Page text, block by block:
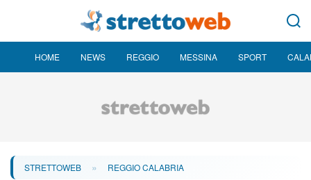
HOME NEWS REGGIO MESSINA SPORT
STRETTOWEB » REGGIO CALABRIA